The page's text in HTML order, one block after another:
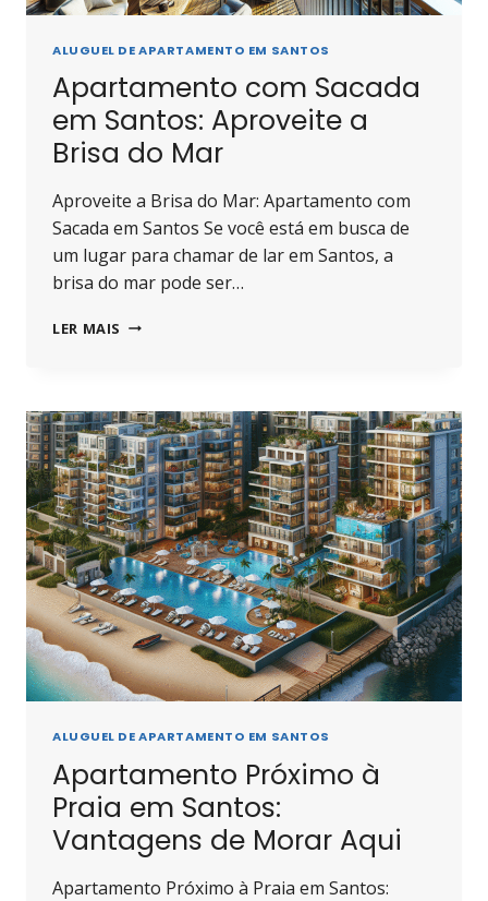
ALUGUEL DE APARTAMENTO EM SANTOS
Apartamento com Sacada
em Santos: Aproveite a
Brisa do Mar
Aproveite a Brisa do Mar: Apartamento com
Sacada em Santos Se você está em busca de
um lugar para chamar de lar em Santos, a
brisa do mar pode ser…
LER MAIS APARTAMENTO
SANTOS:
APROVEITE
A
BRISA
DO
MAR
ALUGUEL DE APARTAMENTO EM SANTOS
Apartamento Próximo à
Praia em Santos:
Vantagens de Morar Aqui
Apartamento Próximo à Praia em Santos: